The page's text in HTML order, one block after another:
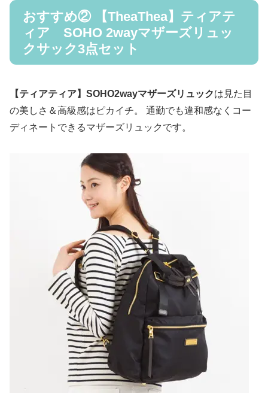
おすすめ② 【TheaThea】ティアテ
ィア SOHO 2wayマザーズリュッ
クサック3点セット
【ティアティア】SOHO2wayマザーズリュックは見た目
の美しさ＆高級感はピカイチ。 通勤でも違和感なくコー
ディネートできるマザーズリュックです。